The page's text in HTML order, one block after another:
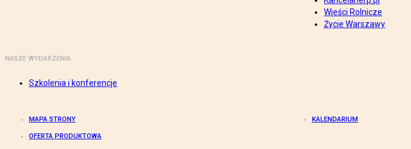
Wieści Rolnicze
Życie Warszawy
NASZE WYDARZENIA
Szkolenia i konferencje
MAPA STRONY KALENDARIUM
OFERTA PRODUKTOWA